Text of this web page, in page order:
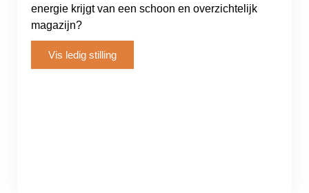
energie krijgt van een schoon en overzichtelijk
magazijn?
Vis ledig stilling